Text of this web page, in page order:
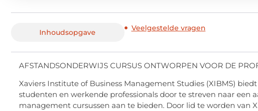
Inhoudsopgave Veelgestelde vragen
AFSTANDSONDERWIJS CURSUS ONTWORPEN VOOR DE
Xaviers Institute of Business Management Studies (XIBMS)
studenten en werkende professionals door te streven naar een
management cursussen aan te bieden. Door lid te worden van